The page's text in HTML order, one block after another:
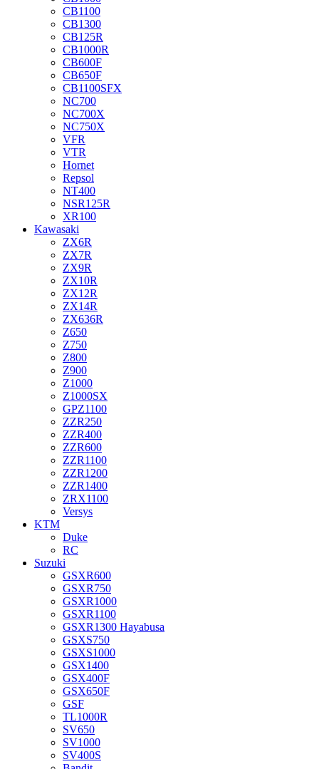
CB1100
CB1300
CB125R
CB1000R
CB600F
CB650F
CB1100SFX
NC700
NC700X
NC750X
VFR
VTR
Hornet
Repsol
NT400
NSR125R
XR100
Kawasaki
ZX6R
ZX7R
ZX9R
ZX10R
ZX12R
ZX14R
ZX636R
Z650
Z750
Z800
Z900
Z1000
Z1000SX
GPZ1100
ZZR250
ZZR400
ZZR600
ZZR1100
ZZR1200
ZZR1400
ZRX1100
Versys
KTM
Duke
RC
Suzuki
GSXR600
GSXR750
GSXR1000
GSXR1100
GSXR1300 Hayabusa
GSXS750
GSXS1000
GSX1400
GSX400F
GSX650F
GSF
TL1000R
SV650
SV1000
SV400S